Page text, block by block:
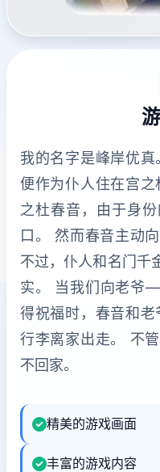
我的名字是峰岸优
便作为仆人住在宫
之杜春音，由于身
口。 然而春音主动
不过，仆人和名门千
实。 当我们向老爷
得祝福时，春音和
行李离家出走。 不
不回家。
精美的游戏画面
丰富的游戏内容